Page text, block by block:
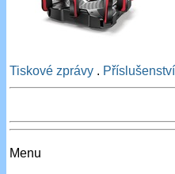
Tiskové zprávy . Příslušenství
Menu